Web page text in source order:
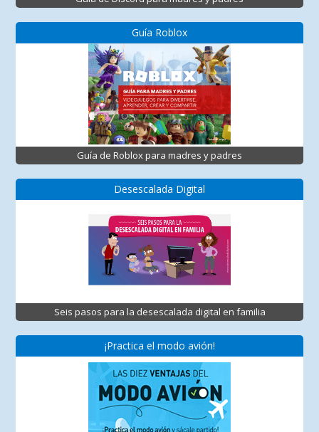
Guía Roblox
Guía de Roblox para madres y padres
Desescalada Digital
Seis pasos para la desescalada digital en familia
¡Practica el modo avión!